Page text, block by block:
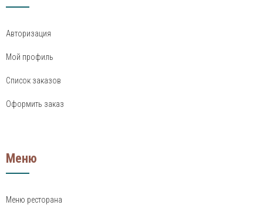
Авторизация
Мой профиль
Список заказов
Оформить заказ
Меню
Меню ресторана